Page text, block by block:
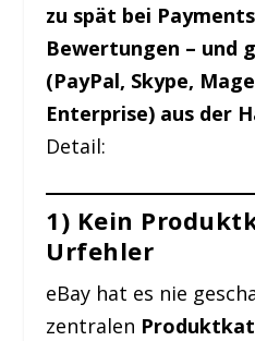
zu spät bei
Bewertungen – und
(PayPal, Skype,
Enterprise) aus der
Detail:
1) Kein
Urfehler
eBay hat es nie
zentralen